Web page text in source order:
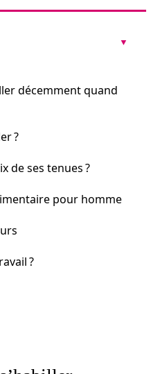
décemment quand
?
de ses tenues ?
pour homme
?